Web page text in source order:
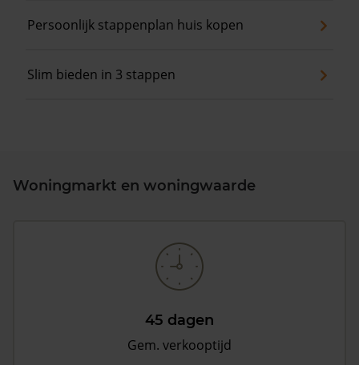
Persoonlijk stappenplan huis kopen
Slim bieden in 3 stappen
Woningmarkt en woningwaarde
45 dagen
Gem. verkooptijd